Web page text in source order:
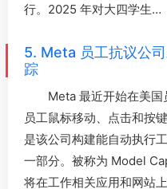
行。2025 年对大四学生…
5. Meta 员工抗议公
踪
Meta 最近开始在美
员工鼠标移动、点击和按
是该公司构建能自动执行
一部分。被称为 Model
将在工作相关应用和网站